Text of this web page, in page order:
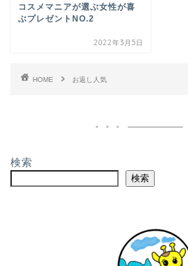
コスメマニアが選ぶ女性が喜
ぶプレゼントNO.2
2022年3月5日
HOME お返し人気
検索
検索